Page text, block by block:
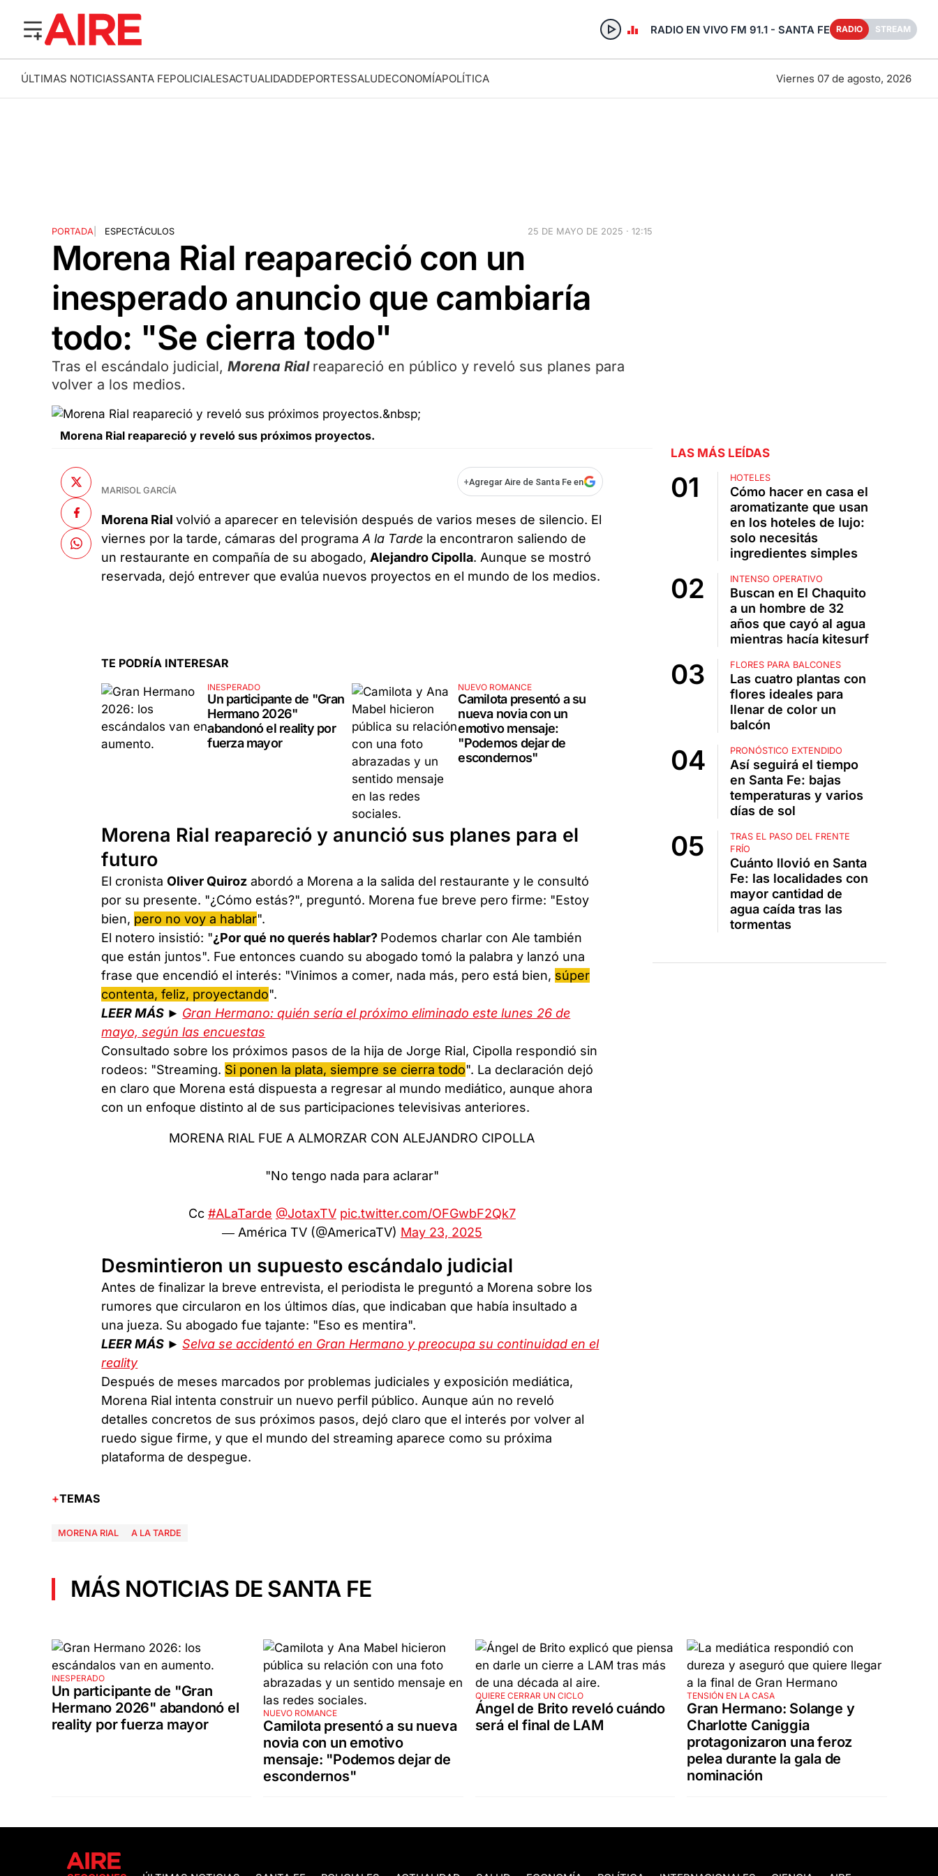
RADIO EN VIVO FM 91.1 - SANTA FE RADIO STREAM
ÚLTIMAS NOTICIASSANTA FEPOLICIALESACTUALIDADDEPORTESSALUDECONOMÍAPOLÍTICA Viernes 07 de agosto, 2026
PORTADA| ESPECTÁCULOS 25 DE MAYO DE 2025 · 12:15
Morena Rial reapareció con un
inesperado anuncio que cambiaría
todo: "Se cierra todo"
Tras el escándalo judicial, Morena Rial reapareció en público y reveló sus planes para
volver a los medios.
Morena Rial reapareció y reveló sus próximos proyectos.
MARISOL GARCÍA
+Agregar Aire de Santa Fe en
Morena Rialvolvió a aparecer en televisión después de varios meses de silencio. El
viernes por la tarde, cámaras del programa A la Tarde la encontraron saliendo de
un restaurante en compañía de su abogado,Alejandro Cipolla. Aunque se mostró
reservada, dejó entrever que evalúa nuevos proyectos en el mundo de los medios.
TE PODRÍA INTERESAR
INESPERADO
Un participante de "Gran
Hermano 2026"
abandonó el reality por
fuerza mayor
NUEVO ROMANCE
Camilota presentó a su
nueva novia con un
emotivo mensaje:
"Podemos dejar de
escondernos"
Morena Rial reapareció y anunció sus planes para el
futuro
El cronistaOliver Quiroz abordó a Morena a la salida del restaurante y le consultó
por su presente. "¿Cómo estás?", preguntó. Morena fue breve pero firme: "Estoy
bien, pero no voy a hablar".
El notero insistió: "¿Por qué no querés hablar? Podemos charlar con Ale también
que están juntos". Fue entonces cuando su abogado tomó la palabra y lanzó una
frase que encendió el interés: "Vinimos a comer, nada más, pero está bien, súper
contenta, feliz, proyectando".
LEER MÁS ► Gran Hermano: quién sería el próximo eliminado este lunes 26 de
mayo, según las encuestas
Consultado sobre los próximos pasos de la hija de Jorge Rial, Cipolla respondió sin
rodeos: "Streaming. Si ponen la plata, siempre se cierra todo". La declaración dejó
en claro que Morena está dispuesta a regresar al mundo mediático, aunque ahora
con un enfoque distinto al de sus participaciones televisivas anteriores.
MORENA RIAL FUE A ALMORZAR CON ALEJANDRO CIPOLLA
"No tengo nada para aclarar"
Cc #ALaTarde @JotaxTV pic.twitter.com/OFGwbF2Qk7
— América TV (@AmericaTV) May 23, 2025
Desmintieron un supuesto escándalo judicial
Antes de finalizar la breve entrevista, el periodista le preguntó a Morena sobre los
rumores que circularon en los últimos días, que indicaban que había insultado a
una jueza. Su abogado fue tajante: "Eso es mentira".
LEER MÁS ►Selva se accidentó en Gran Hermano y preocupa su continuidad en el
reality
Después de meses marcados por problemas judiciales y exposición mediática,
Morena Rial intenta construir un nuevo perfil público. Aunque aún no reveló
detalles concretos de sus próximos pasos, dejó claro que el interés por volver al
ruedo sigue firme, y que el mundo del streaming aparece como su próxima
plataforma de despegue.
LAS MÁS LEÍDAS
HOTELES
Cómo hacer en casa el
aromatizante que usan
en los hoteles de lujo:
solo necesitás
ingredientes simples
INTENSO OPERATIVO
Buscan en El Chaquito
a un hombre de 32
años que cayó al agua
mientras hacía kitesurf
FLORES PARA BALCONES
Las cuatro plantas con
flores ideales para
llenar de color un
balcón
PRONÓSTICO EXTENDIDO
Así seguirá el tiempo
en Santa Fe: bajas
temperaturas y varios
días de sol
TRAS EL PASO DEL FRENTE
FRÍO
Cuánto llovió en Santa
Fe: las localidades con
mayor cantidad de
agua caída tras las
tormentas
TEMAS
MORENA RIAL A LA TARDE
MÁS NOTICIAS DE SANTA FE
INESPERADO
Un participante de "Gran
Hermano 2026" abandonó el
reality por fuerza mayor
NUEVO ROMANCE
Camilota presentó a su nueva
novia con un emotivo
mensaje: "Podemos dejar de
escondernos"
QUIERE CERRAR UN CICLO
Ángel de Brito reveló cuándo
será el final de LAM
TENSIÓN EN LA CASA
Gran Hermano: Solange y
Charlotte Caniggia
protagonizaron una feroz
pelea durante la gala de
nominación